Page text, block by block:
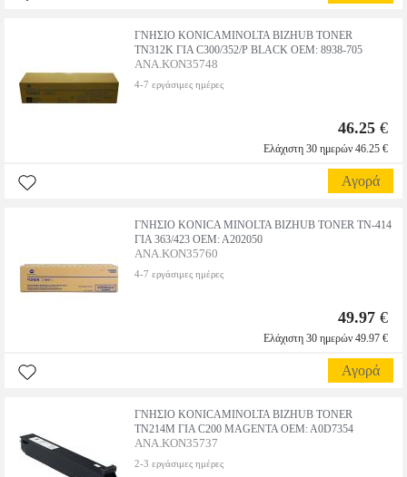
ΓΝΗΣΙΟ KONICAMINOLTA BIZHUB TONER
TN312K ΓΙΑ C300/352/P BLACK OEM: 8938-705
ANA.KON35748
4-7 εργάσιμες ημέρες
46.25 €
Ελάχιστη 30 ημερών 46.25 €
Αγορά
ΓΝΗΣΙΟ KONICA MINOLTA BIZHUB TONER TN-414
ΓΙΑ 363/423 OEM: A202050
ANA.KON35760
4-7 εργάσιμες ημέρες
49.97 €
Ελάχιστη 30 ημερών 49.97 €
Αγορά
ΓΝΗΣΙΟ KONICAMINOLTA BIZHUB TONER
TN214M ΓΙΑ C200 MAGENTA OEM: A0D7354
ANA.KON35737
2-3 εργάσιμες ημέρες